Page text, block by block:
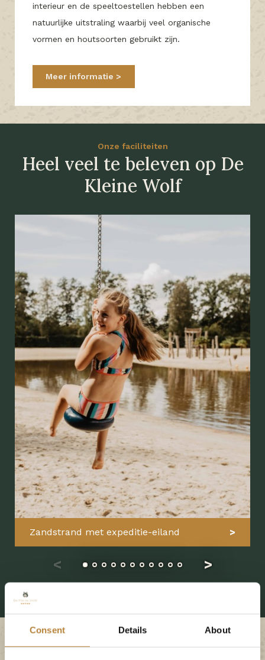
Consent Details About
interieur en de speeltoestellen hebben een
natuurlijke uitstraling waarbij veel organische
vormen en houtsoorten gebruikt zijn.
Meer informatie
Onze faciliteiten
Heel veel te beleven op De
Kleine Wolf
Zandstrand met expeditie-eiland
Reserveer uw plek op